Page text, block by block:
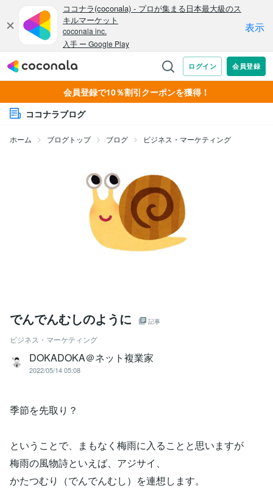
会員登録で10％割引クーポンを獲得！
ココナラブログ
ホーム ブログトップ ブログ ビジネス・マーケティング
でんでんむしのように 記事
ビジネス・マーケティング
DOKADOKA＠ネット複業家
2022/05/14 05:08
季節を先取り？
ということで、まもなく梅雨に入ることと思いますが
梅雨の風物詩といえば、アジサイ、
かたつむり（でんでんむし）を連想します。